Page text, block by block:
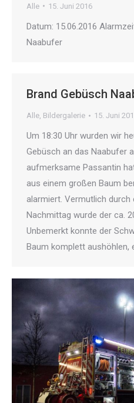
Alle 15. Juni 2016
Datum: 15.06.2016
Naabufer
Brand Gebüsch
Alle, Bildergalerie 15. Juni
Um 18:30 Uhr wurden wir
Gebüsch an das Naabufer
aufmerksame Passantin
aus einem großen Baum
alarmiert. Vermutlich durch
Nachmittag wurde der ca.
Unbemerkt konnte der
Baum komplett aushöhlen,